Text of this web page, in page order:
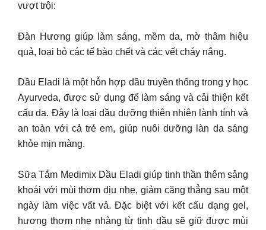
vượt trội:
Đàn Hương giúp làm sáng, mềm da, mờ thâm hiệu
quả, loại bỏ các tế bào chết và các vết cháy nắng.
Dầu Eladi là một hỗn hợp dầu truyền thống trong y học
Ayurveda, được sử dụng để làm sáng và cải thiện kết
cấu da. Đây là loại dầu dưỡng thiên nhiên lành tính và
an toàn với cả trẻ em, giúp nuôi dưỡng làn da sáng
khỏe mịn màng.
Sữa Tắm Medimix Dầu Eladi giúp tinh thần thêm sảng
khoái với mùi thơm dịu nhẹ, giảm căng thẳng sau một
ngày làm việc vất vả. Đặc biệt với kết cấu dạng gel,
hương thơm nhẹ nhàng từ tinh dầu sẽ giữ được mùi